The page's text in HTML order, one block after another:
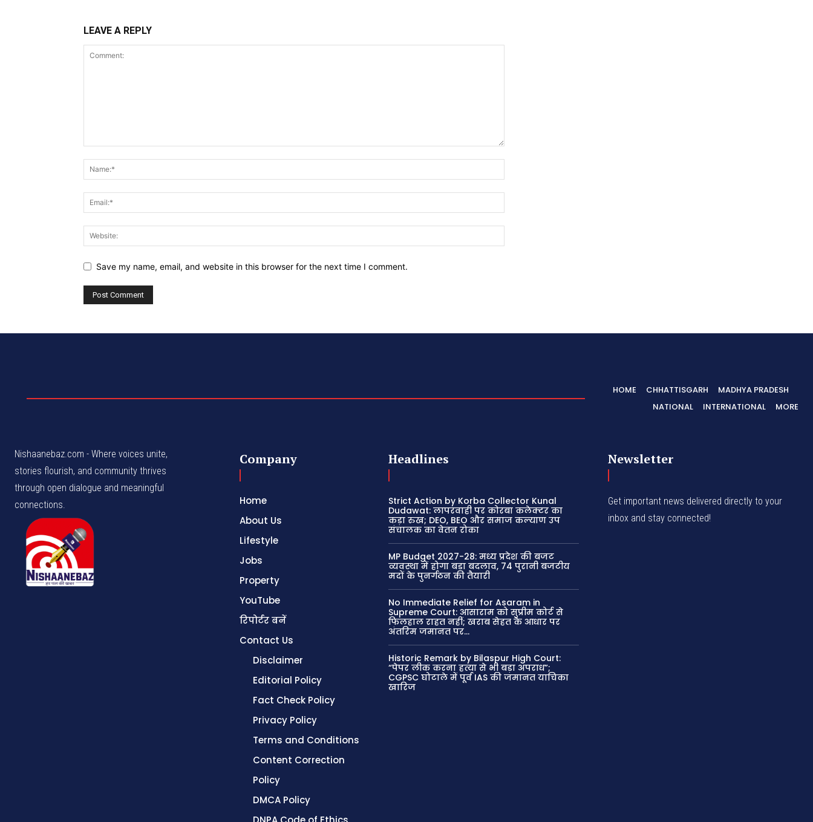
LEAVE A REPLY
Save my name, email, and website in this browser for the next time I comment.
HOME CHHATTISGARH
MADHYA PRADESH
NATIONAL
INTERNATIONAL MORE
Nishaanebaz.com - Where voices unite,
stories flourish, and community thrives
through open dialogue and meaningful
connections.
Company
Home
About Us
Lifestyle
Jobs
Property
YouTube
रिपोर्टर बनें
Contact Us
Disclaimer
Editorial Policy
Fact Check Policy
Privacy Policy
Terms and Conditions
Content Correction
Policy
DMCA Policy
Headlines
Strict Action by Korba Collector Kunal
Dudawat: लापरवाही पर कोरबा कलेक्टर का
कड़ा रुख; DEO, BEO और समाज कल्याण उप
संचालक का वेतन रोका
MP Budget 2027-28: मध्य प्रदेश की बजट
व्यवस्था में होगा बड़ा बदलाव, 74 पुरानी बजटीय
मदों के पुनर्गठन की तैयारी
No Immediate Relief for Asaram in
Supreme Court: आसाराम को सुप्रीम कोर्ट से
फिलहाल राहत नहीं; खराब सेहत के आधार पर
अंतरिम जमानत पर...
Historic Remark by Bilaspur High Court:
“पेपर लीक करना हत्या से भी बड़ा अपराध”;
CGPSC घोटाले में पूर्व IAS की जमानत याचिका
खारिज
Newsletter
Get important news delivered directly to your
inbox and stay connected!